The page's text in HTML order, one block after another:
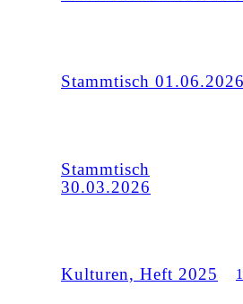
Stammtisch 01.06.2026
Stammtisch
30.03.2026
Kulturen, Heft 2025